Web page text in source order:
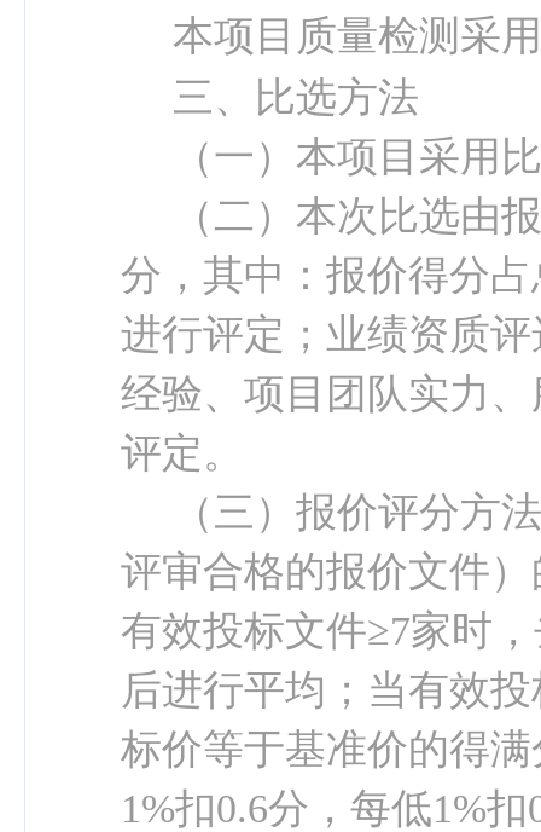
本项目 质量检测 采
三、比选方法
（一） 本项目采用
（二） 本次比选由
分，其中：报价得分
进行评定；业绩资质
经验、项目团队实力
评定。
（ 三 ） 报价评分方法
评审合格的报价文件
有效投标文件≥7家时
后进行平均；当有效
标价等于基准价的得
1%扣0.6分，每低1%